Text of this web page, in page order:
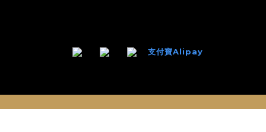
支付寶Alipay